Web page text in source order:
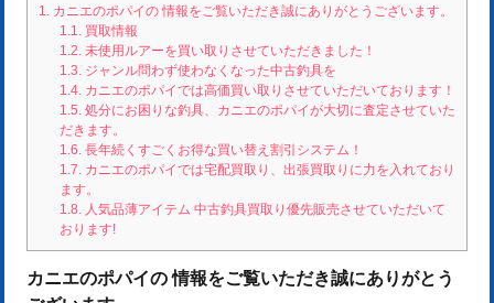
1. カニエのポパイの 情報をご覧いただき誠にありがとうございます。
1.1.買取情報
1.2.未使用ルアーを買い取りさせていただきました！
1.3.ジャンル問わず使わなくなった中古釣具を
1.4.カニエのポパイでは高価買い取りさせていただいております！
1.5.処分にお困りな釣具、カニエのポパイが大切に査定させていた
だきます。
1.6.長年続くすごくお得な買い替え割引システム！
1.7.カニエのポパイでは宅配買取り、出張買取りに力を入れており
ます。
1.8.人気品薄アイテム 中古釣具買取り優先販売させていただいて
おります!
カニエのポパイの 情報をご覧いただき誠にありがとう